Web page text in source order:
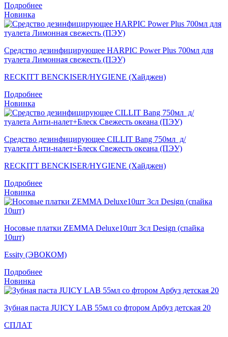
Подробнее
Новинка
Средство дезинфицирующее HARPIC Power Plus 700мл для
туалета Лимонная свежесть (ПЭУ)
RECKITT BENCKISER/HYGIENE (Хайджен)
Подробнее
Новинка
Средство дезинфицирующее CILLIT Bang 750мл д/
туалета Анти-налет+Блеск Свежесть океана (ПЭУ)
RECKITT BENCKISER/HYGIENE (Хайджен)
Подробнее
Новинка
Носовые платки ZEMMA Deluxe10шт 3сл Design (спайка
10шт)
Essity (ЭВОКОМ)
Подробнее
Новинка
Зубная паста JUICY LAB 55мл со фтором Арбуз детская 20
СПЛАТ